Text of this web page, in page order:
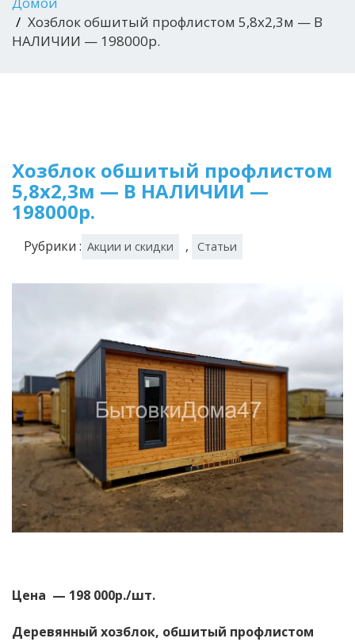
Хозблок обшитый профлистом 5,8х2,3м — В
НАЛИЧИИ — 198000р.
Хозблок обшитый профлистом
5,8х2,3м — В НАЛИЧИИ —
198000р.
Рубрики : Акции и скидки , Статьи
Цена — 198 000р./шт.
Деревянный хозблок, обшитый профлистом